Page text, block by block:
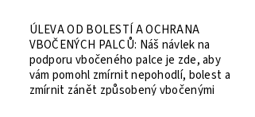
ÚLEVA OD BOLESTÍ A OCHRANA
VBOČENÝCH PALCŮ: Náš návlek na
podporu vbočeného palce je zde, aby
vám pomohl zmírnit nepohodlí, bolest a
zmírnit zánět způsobený vbočenými